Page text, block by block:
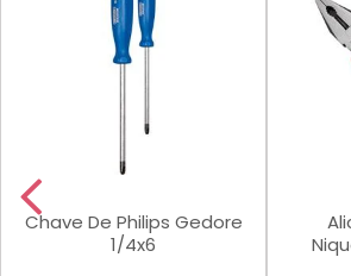
Chave De Philips Gedore
1/4x6